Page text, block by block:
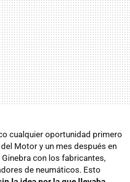
cualquier oportunidad primero
Motor y un mes después en
Ginebra con los fabricantes,
de neumáticos. Esto